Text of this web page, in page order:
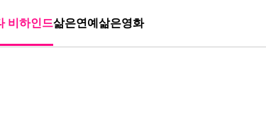
비하인드삶은연예 삶은영화